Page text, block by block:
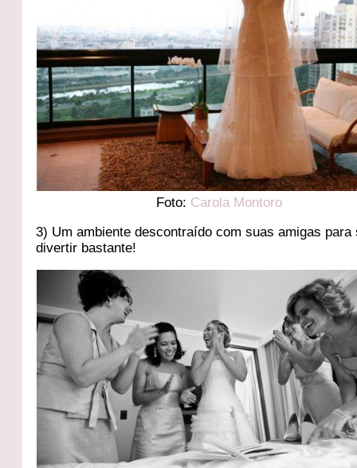
Foto: Carola Montoro
3) Um ambiente descontraído com suas amigas para
divertir bastante!